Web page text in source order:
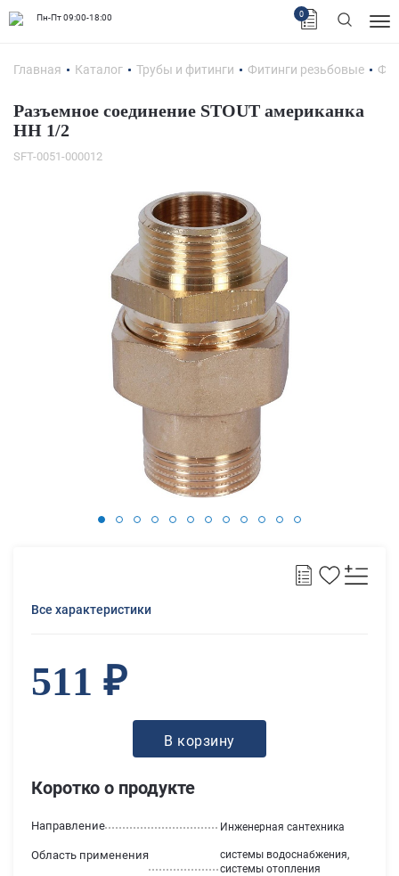
Пн-Пт 09:00-18:00 0
Главная Каталог Трубы и фитинги Фитинги резьбовые
Разъемное соединение STOUT американка
НН 1/2
SFT-0051-000012
Коротко о продукте
Направление Инженерная сантехника
Область применения
системы водоснабжения,
системы отопления
Все характеристики
511 ₽
В корзину